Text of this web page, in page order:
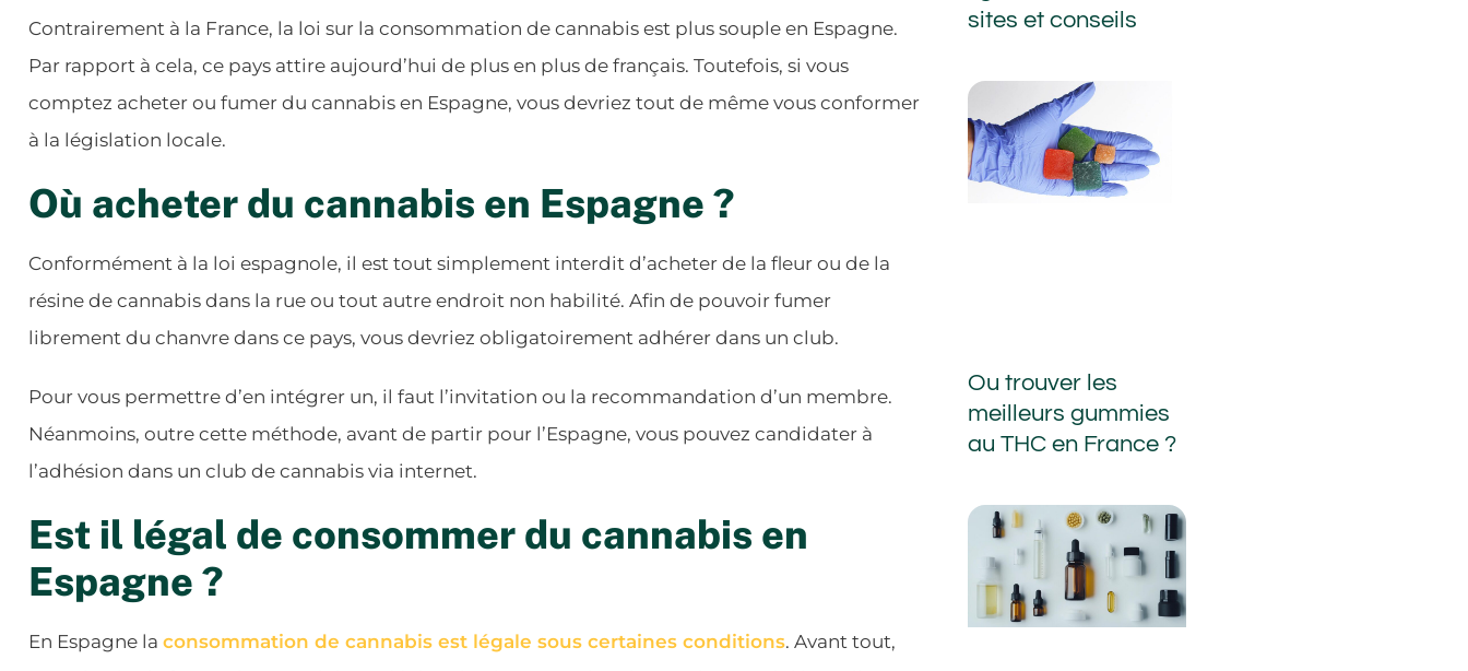
Contrairement à la France, la loi sur la consommation de cannabis est plus souple en Espagne.
Par rapport à cela, ce pays attire aujourd’hui de plus en plus de français. Toutefois, si vous
comptez acheter ou fumer du cannabis en Espagne, vous devriez tout de même vous conformer
à la législation locale.
Où acheter du cannabis en Espagne ?
Conformément à la loi espagnole, il est tout simplement interdit d’acheter de la fleur ou de la
résine de cannabis dans la rue ou tout autre endroit non habilité. Afin de pouvoir fumer
librement du chanvre dans ce pays, vous devriez obligatoirement adhérer dans un club.
Pour vous permettre d’en intégrer un, il faut l’invitation ou la recommandation d’un membre.
Néanmoins, outre cette méthode, avant de partir pour l’Espagne, vous pouvez candidater à
l’adhésion dans un club de cannabis via internet.
Est il légal de consommer du cannabis en
Espagne ?
En Espagne laconsommation de cannabis est légale sous certaines conditions. Avant tout,
sites et conseils
Ou trouver les
meilleurs gummies
au THC en France ?